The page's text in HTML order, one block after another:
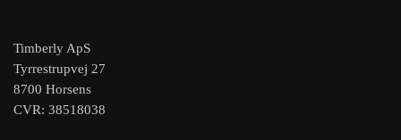
Timberly ApS
Tyrrestrupvej 27
8700 Horsens
CVR: 38518038